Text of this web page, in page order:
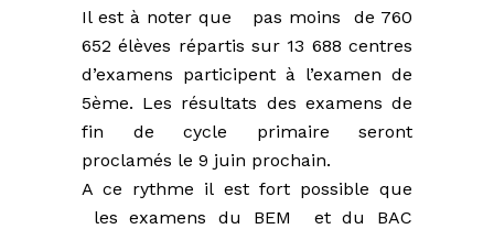
Il est à noter que pas moins de 760
652 élèves répartis sur 13 688 centres
d’examens participent à l’examen de
5ème. Les résultats des examens de
fin de cycle primaire seront
proclamés le 9 juin prochain.
A ce rythme il est fort possible que
les examens du BEM et du BAC